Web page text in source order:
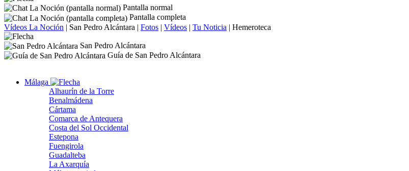
Pantalla normal
Pantalla completa
Vídeos La Noción | San Pedro Alcántara | Fotos | Vídeos | Tu Noticia | Hemeroteca
San Pedro Alcántara
Guía de San Pedro Alcántara
Málaga
Alhaurín de la Torre
Benalmádena
Cártama
Comarca de Antequera
Costa del Sol Occidental
Estepona
Fuengirola
Guadalteba
La Axarquía